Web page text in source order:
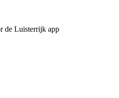
de Luisterrijk app